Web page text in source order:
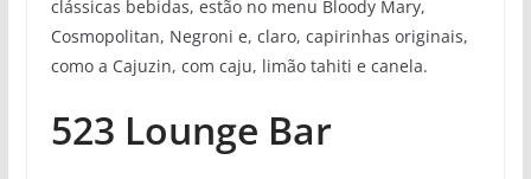
clássicas bebidas, estão no menu Bloody Mary,
Cosmopolitan, Negroni e, claro, capirinhas originais,
como a Cajuzin, com caju, limão tahiti e canela.
523 Lounge Bar